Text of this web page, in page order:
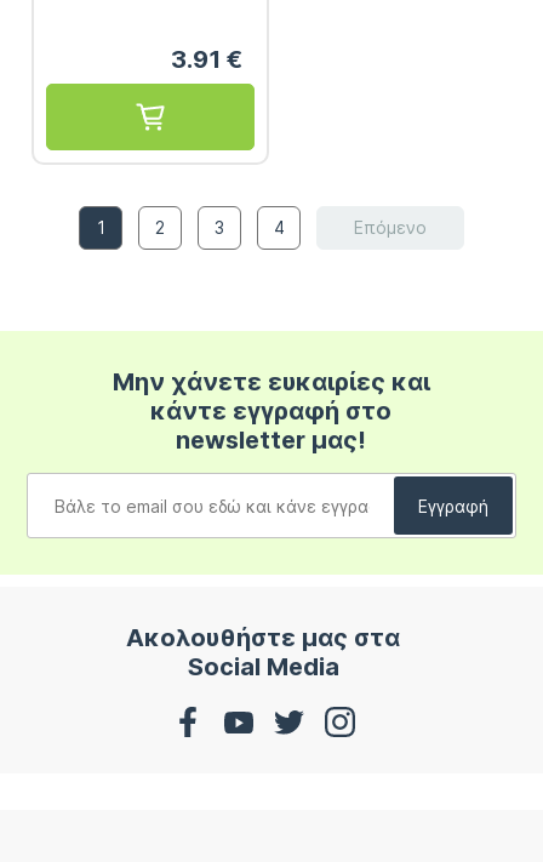
3.91 €
1 2 3 4 Επόμενο
Μην χάνετε ευκαιρίες και
κάντε εγγραφή στο
newsletter μας!
Ακολουθήστε μας στα
Social Media